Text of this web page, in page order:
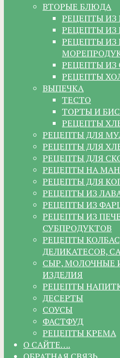
ВТОРЫЕ БЛЮДА
РЕЦЕПТЫ ИЗ
РЕЦЕПТЫ
РЕЦЕПТЫ ИЗ
РЕЦЕПТЫ
РЕЦЕПТЫ
ВЫПЕЧКА
ТЕСТО
ТОРТЫ И
РЕЦЕПТЫ
РЕЦЕПТЫ ДЛЯ
РЕЦЕПТЫ ДЛЯ
РЕЦЕПТЫ ДЛЯ
РЕЦЕПТЫ НА
РЕЦЕПТЫ ДЛЯ
РЕЦЕПТЫ ИЗ
РЕЦЕПТЫ ИЗ
РЕЦЕПТЫ ИЗ
СУБПРОДУКТОВ
РЕЦЕПТЫ
ДЕЛИКАТЕСОВ,
СЫР, МОЛОЧНЫЕ
ИЗДЕЛИЯ
РЕЦЕПТЫ
ДЕСЕРТЫ
СОУСЫ
ФАСТФУД
РЕЦЕПТЫ КРЕМА
О САЙТЕ….